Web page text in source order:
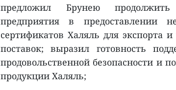
предложил Брунею продолжить
предприятия в предоставлении
сертификатов Халяль для экспорта
поставок; выразил готовность
продовольственной безопасности и
продукции Халяль;